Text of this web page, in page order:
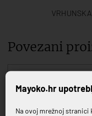
Povezani
Mayoko.hr
Na ovoj mrežnoj stranici